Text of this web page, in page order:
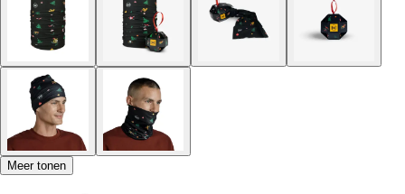
Meer tonen